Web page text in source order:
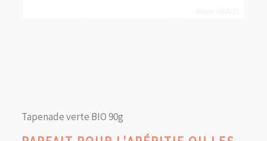
Tapenade verte BIO 90g